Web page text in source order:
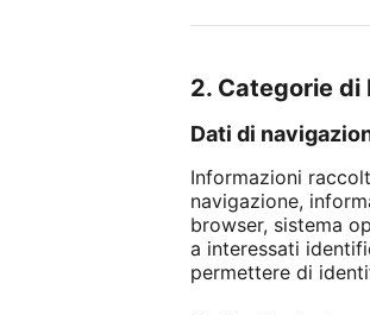
2. Categorie
Dati di
Informazioni
navigazione,
browser, sistema
a interessati
permettere di